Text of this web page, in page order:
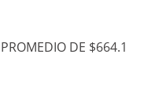
DE $664.1